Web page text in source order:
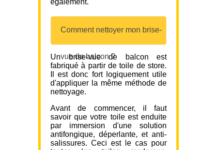
également.
Comment nettoyer mon brise-
vue de balcon ?
Un brise-vue de balcon est
fabriqué à partir de toile de store.
Il est donc fort logiquement utile
d'appliquer la même méthode de
nettoyage.
Avant de commencer, il faut
savoir que votre toile est enduite
par immersion d'une solution
antifongique, déperlante, et anti-
salissures. Ceci est le cas pour